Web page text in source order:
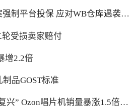
制平台投保 应对WB仓库遇袭卖
受损卖家赔付
增2.2倍
品GOST标准
兴” Ozon唱片机销量暴涨1.5倍黑